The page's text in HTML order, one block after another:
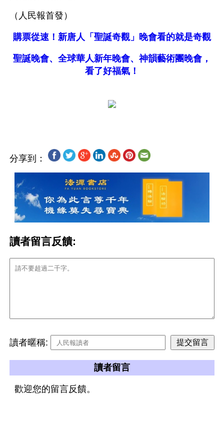
（人民報首發）
購票從速！新唐人「聖誕奇觀」晚會看的就是奇觀
聖誕晚會、全球華人新年晚會、神韻藝術團晚會，
看了好福氣！
分享到：
讀者留言反饋:
讀者暱稱:
讀者留言
歡迎您的留言反饋。